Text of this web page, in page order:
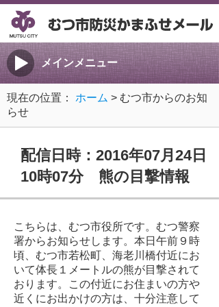
メインメニュー
現在の位置： ホーム > むつ市からのお知
らせ
配信日時：2016年07月24日
10時07分 熊の目撃情報
こちらは、むつ市役所です。むつ警察
署からお知らせします。本日午前９時
頃、むつ市若松町、海老川橋付近にお
いて体長１メートルの熊が目撃されて
おります。この付近にお住まいの方や
近くにお出かけの方は、十分注意して